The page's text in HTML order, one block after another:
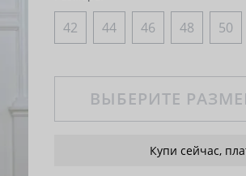
42 44 46 48 50
ВЫБЕРИТЕ
Купи сейчас,